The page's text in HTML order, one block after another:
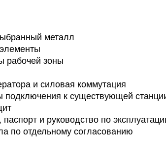
металл
рабочей зоны
и силовая коммутация
подключения к существующей
и руководство по
по отдельному согласованию